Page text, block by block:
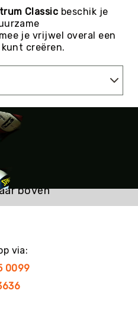
Classic beschik je
je vrijwel overal een
creëren.
boven
via:
0099